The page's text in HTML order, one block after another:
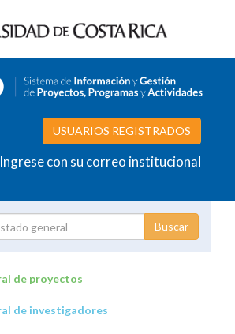
USUARIOS REGISTRADOS
Ingrese con su correo institucional
investigación
de proyectos
de investigadores